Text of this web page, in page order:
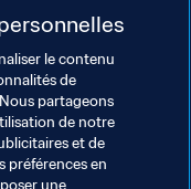
2022
le contenu
de
partageons
de notre
et de
préférences en
une